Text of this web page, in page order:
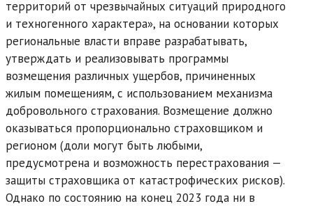
территорий от чрезвычайных ситуаций природного
и техногенного характера», на основании которых
региональные власти вправе разрабатывать,
утверждать и реализовывать программы
возмещения различных ущербов, причиненных
жилым помещениям, с использованием механизма
добровольного страхования. Возмещение должно
оказываться пропорционально страховщиком и
регионом (доли могут быть любыми,
предусмотрена и возможность перестрахования —
защиты страховщика от катастрофических рисков).
Однако по состоянию на конец 2023 года ни в